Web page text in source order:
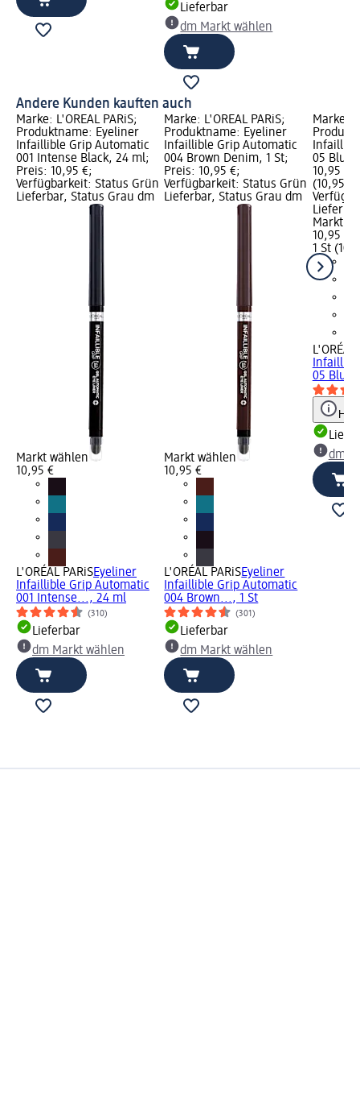
Lieferbar
dm Markt wählen
Andere Kunden kauften auch
Marke: L'ORÉAL PARiS;
Produktname: Eyeliner
Infaillible Grip Automatic
001 Intense Black, 24 ml;
Preis: 10,95 €;
Verfügbarkeit: Status Grün
Lieferbar, Status Grau dm
Markt wählen
10,95 €
L'ORÉAL PARiSEyeliner
Infaillible Grip Automatic
001 Intense..., 24 ml
(310)
Lieferbar
dm Markt wählen
Marke: L'ORÉAL PARiS;
Produktname: Eyeliner
Infaillible Grip Automatic
004 Brown Denim, 1 St;
Preis: 10,95 €;
Verfügbarkeit: Status Grün
Lieferbar, Status Grau dm
Markt wählen
10,95 €
L'ORÉAL PARiSEyeliner
Infaillible Grip Automatic
004 Brown..., 1 St
(301)
Lieferbar
dm Markt wählen
Marke:
05 Blue
10,95 €;
(10,95 €
Markt
10,95 €
1 St
L'ORÉAL
05 Blue
dm